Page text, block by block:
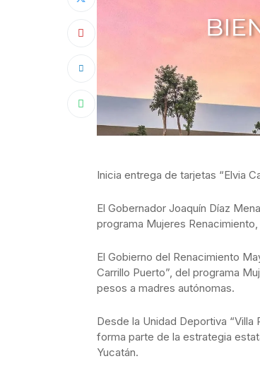
Inicia entrega de tarjetas “Elvia
El Gobernador Joaquín Díaz
programa Mujeres
El Gobierno del Renacimiento
Carrillo Puerto”, del programa
pesos a madres autónomas.
Desde la Unidad Deportiva
forma parte de la estrategia
Yucatán.